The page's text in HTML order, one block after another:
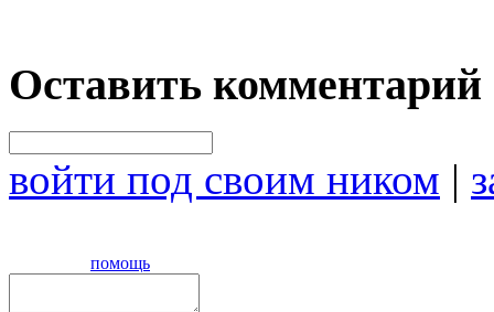
Оставить комментарий
войти под своим ником |
помощь